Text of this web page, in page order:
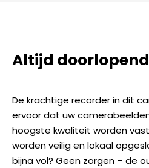
Altijd
De krachtige recorder in dit
ervoor dat uw
hoogste kwaliteit worden
worden veilig en lokaal
bijna vol? Geen zorgen – de